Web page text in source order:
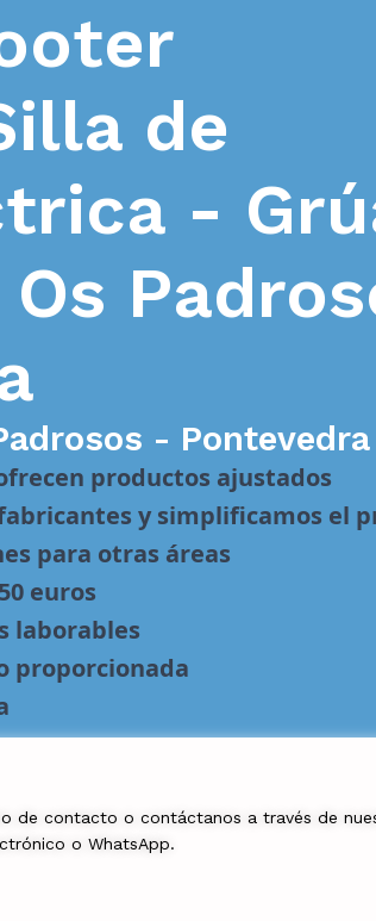
de
-
Os
- Pontevedra
productos ajustados
y simplificamos el
para otras áreas
euros
laborables
proporcionada
de contacto o contáctanos a través de
o WhatsApp.